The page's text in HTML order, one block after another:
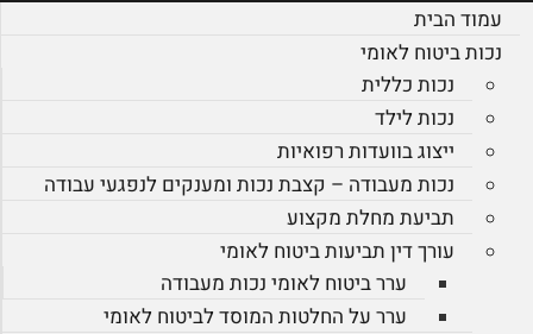
עמוד הבית
נכות ביטוח לאומי
נכות כללית
נכות לילד
ייצוג בוועדות רפואיות
נכות מעבודה – קצבת נכות ומענקים לנפגעי עבודה
תביעת מחלת מקצוע
עורך דין תביעות ביטוח לאומי
ערר ביטוח לאומי נכות מעבודה
ערר על החלטות המוסד לביטוח לאומי